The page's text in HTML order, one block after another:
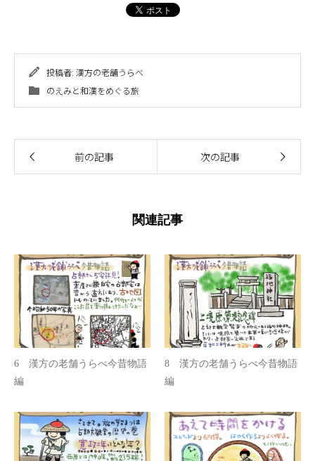
投稿者: 漢方の老舗うらべ
のえみと和漢をめぐる旅
前の記事 次の記事
関連記事
6 漢方の老舗うらべ今昔物語
編
8 漢方の老舗うらべ今昔物語
編